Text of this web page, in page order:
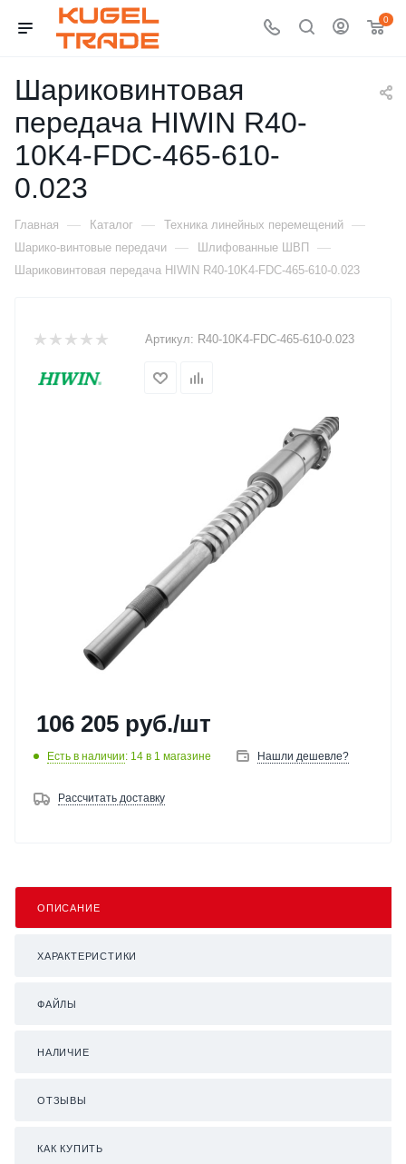
0
Шариковинтовая
передача HIWIN R40-
10K4-FDC-465-610-
0.023
Главная — Каталог — Техника линейных перемещений —
Шарико-винтовые передачи — Шлифованные ШВП —
Шариковинтовая передача HIWIN R40-10K4-FDC-465-610-0.023
Артикул: R40-10K4-FDC-465-610-0.023
106 205 руб./шт
Есть в наличии: 14 в 1 магазине Нашли дешевле?
Рассчитать доставку
ОПИСАНИЕ
ХАРАКТЕРИСТИКИ
ФАЙЛЫ
НАЛИЧИЕ
ОТЗЫВЫ
КАК КУПИТЬ